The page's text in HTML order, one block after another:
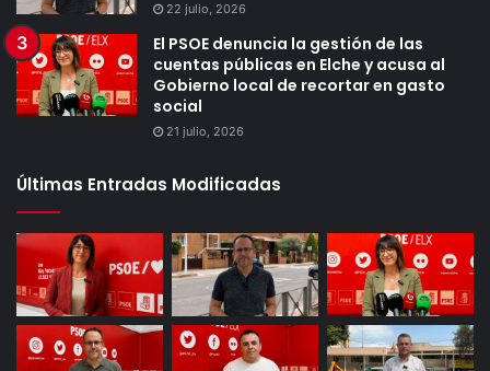
22 julio, 2026
El PSOE denuncia la gestión de las
cuentas públicas en Elche y acusa al
Gobierno local de recortar en gasto
social
21 julio, 2026
Últimas Entradas Modificadas